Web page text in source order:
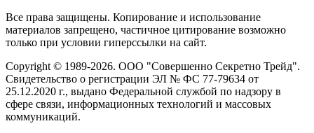
Все права защищены. Копирование и использование
материалов запрещено, частичное цитирование возможно
только при условии гиперссылки на сайт.
Copyright © 1989-2026. ООО "Совершенно Секретно Трейд".
Свидетельство о регистрации ЭЛ № ФС 77-79634 от
25.12.2020 г., выдано Федеральной службой по надзору в
сфере связи, информационных технологий и массовых
коммуникаций.